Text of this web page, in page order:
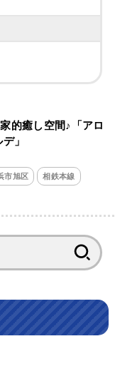
的癒し空間♪「アロ
」
市旭区 相鉄本線